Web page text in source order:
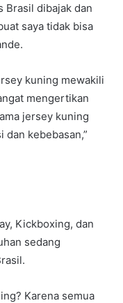
Brasil dibajak dan
saya tidak bisa
kuning mewakili
mengertikan
jersey kuning
kebebasan,”
Kickboxing, dan
sedang
Karena semua